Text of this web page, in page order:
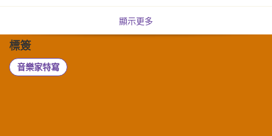
顯示更多
標簽
音樂家特寫